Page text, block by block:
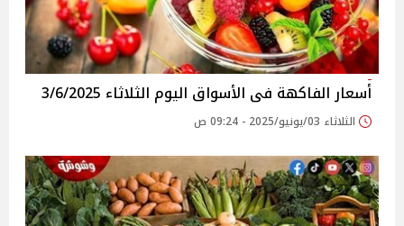
أسعار الفاكهة فى الأسواق‎‎ اليوم الثلاثاء 3/6/2025
الثلاثاء 03/يونيو/2025 - 09:24 ص